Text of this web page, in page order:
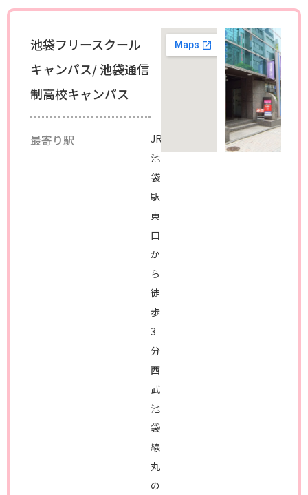
池袋フリースクール
キャンパス/ 池袋通信
制高校キャンパス
最寄り駅
JR
池
袋
駅
東
口
か
ら
徒
歩
3
分
西
武
池
袋
線
丸
の